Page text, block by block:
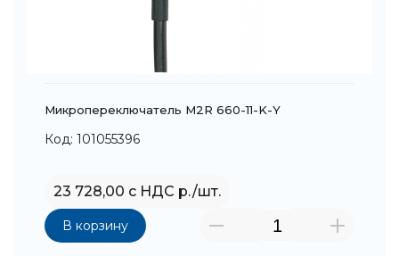
Микропереключатель M2R 660-11-K-Y
Код: 101055396
23 728,00 с НДС р./шт.
В корзину